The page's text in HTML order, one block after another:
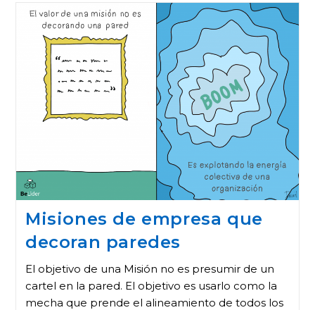
Misiones de empresa que
decoran paredes
El objetivo de una Misión no es presumir de un
cartel en la pared. El objetivo es usarlo como la
mecha que prende el alineamiento de todos los